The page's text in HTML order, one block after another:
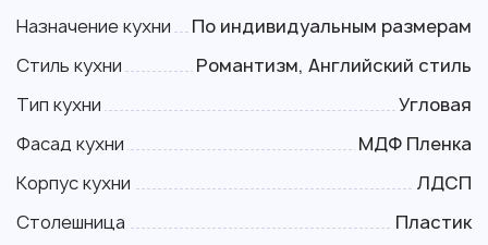
Назначение кухни
По индивидуальным размерам
Стиль кухни
Романтизм, Английский стиль
Тип кухни
Угловая
Фасад кухни
МДФ Пленка
Корпус кухни
ЛДСП
Столешница
Пластик